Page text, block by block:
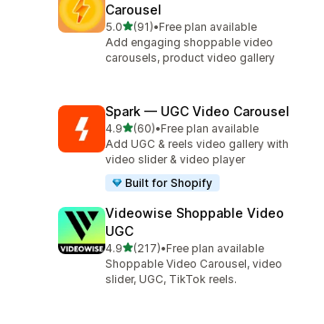
Carousel
5.05つ星中
(91)
合計レビュー数：91件
•Free plan available
Add engaging shoppable video
carousels, product video gallery
Spark — UGC Video Carousel
4.95つ星中
(60)
合計レビュー数：60件
•Free plan available
Add UGC & reels video gallery with
video slider & video player
Built for Shopify
Videowise Shoppable Video
UGC
4.95つ星中
(217)
合計レビュー数：217件
•Free plan available
Shoppable Video Carousel, video
slider, UGC, TikTok reels.